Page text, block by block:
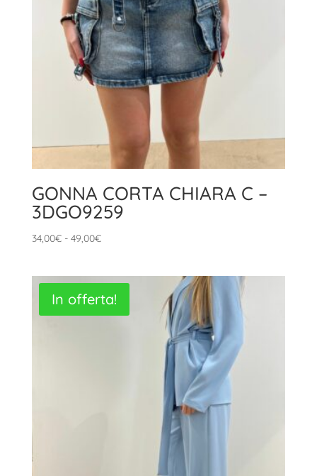
GONNA CORTA CHIARA C –
3DGO9259
34,00€ - 49,00€Fascia
da
34,00€
a
In offerta!